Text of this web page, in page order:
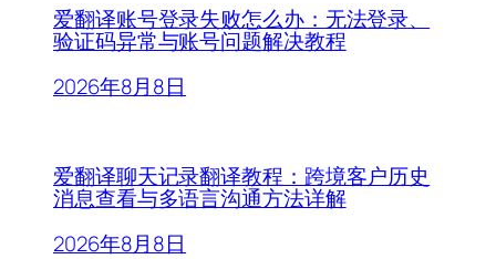
爱翻译账号登录失败怎么办：无法登录、
验证码异常与账号问题解决教程
2026年8月8日
爱翻译聊天记录翻译教程：跨境客户历史
消息查看与多语言沟通方法详解
2026年8月8日